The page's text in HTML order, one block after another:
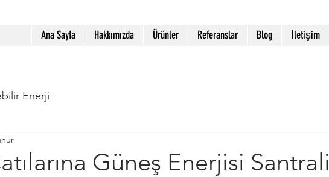
Ana Sayfa Hakkımızda Ürünler Referanslar Blog İletişim
Enerji
Güneş Enerjisi Santrali